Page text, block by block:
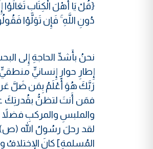
{قُلْ يَا أَهْلَ الْكِتَابِ تَعَالَوْا
دُونِ اللَّهِ ۚ فَإِن تَوَلَّوْا
نحنُ بأَشدِّ الحاجةِ إِلى
إِطارِ حوارٍ إِنسانيٍّ
رَبَّكَ هُوَ أَعْلَمُ بِمَن ضَلَّ
فمَن أَنتَ لتظنُّ بقُدرتِكَ
والملبسِ والمركبِ
لقد رحلَ رسُولُ الله (ص)
المُسلمةِ] كانَ الإِختلافُ